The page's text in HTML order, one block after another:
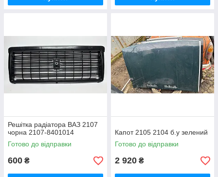
Решітка радіатора ВАЗ 2107
чорна 2107-8401014
Готово до відправки
600 ₴
Капот 2105 2104 б.у зелений
Готово до відправки
2 920 ₴